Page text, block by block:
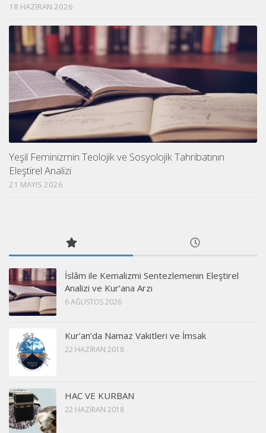
18 HAZIRAN 2026
Yeşil Feminizmin Teolojik ve Sosyolojik Tahribatının
Eleştirel Analizi
21 MAYIS 2026
İslâm ile Kemalizmi Sentezlemenin Eleştirel
Analizi ve Kur’ana Arzı
6 AĞUSTOS 2026
Kur’an’da Namaz Vakitleri ve İmsak
22 HAZIRAN 2018
HAC VE KURBAN
22 HAZIRAN 2018